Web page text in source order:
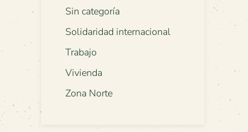
Sin categoría
Solidaridad internacional
Trabajo
Vivienda
Zona Norte